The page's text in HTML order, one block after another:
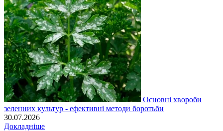
Основні хвороби
зеленних культур - ефективні методи боротьби
30.07.2026
Докладніше